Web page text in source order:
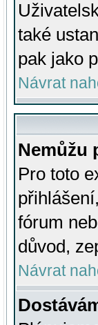
také
pak jako
Návrat
Nemůžu
Pro toto
fórum
důvod,
Návrat